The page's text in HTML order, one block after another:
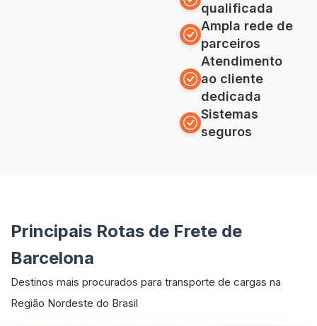
qualificada
Ampla rede de
parceiros
Atendimento
ao cliente
dedicada
Sistemas
seguros
Principais Rotas de Frete de
Barcelona
Destinos mais procurados para transporte de cargas na
Região Nordeste do Brasil